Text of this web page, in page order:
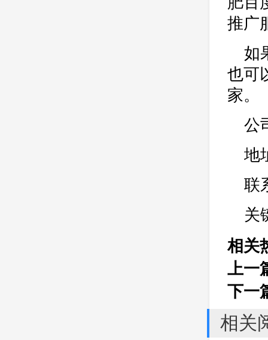
推广
如
也可
家。
公
地
联
关
相关
上一
下一
相关